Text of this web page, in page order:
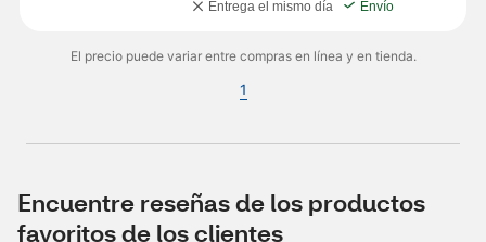
Entrega el mismo día
Envío
El precio puede variar entre compras en línea y en tienda.
1
Encuentre reseñas de los productos
favoritos de los clientes